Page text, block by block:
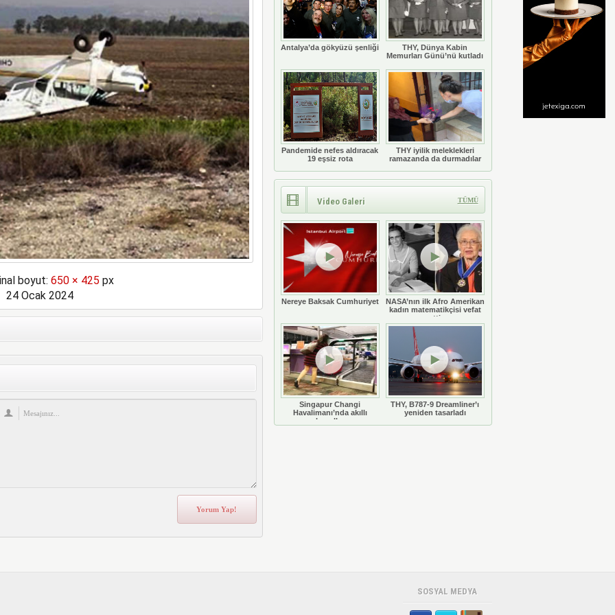
boyut: 650 × 425 px
24 Ocak 2024
Antalya’da gökyüzü şenliği
THY, Dünya Kabin
Memurları Günü’nü kutladı
Pandemide nefes aldıracak
19 eşsiz rota
THY iyilik meleklekleri
ramazanda da durmadılar
Video Galeri TÜMÜ
Nereye Baksak Cumhuriyet
NASA’nın ilk Afro Amerikan
kadın matematikçisi vefat
etti
Singapur Changi
Havalimanı’nda akıllı
bavullar
THY, B787-9 Dreamliner’ı
yeniden tasarladı
SOSYAL MEDYA